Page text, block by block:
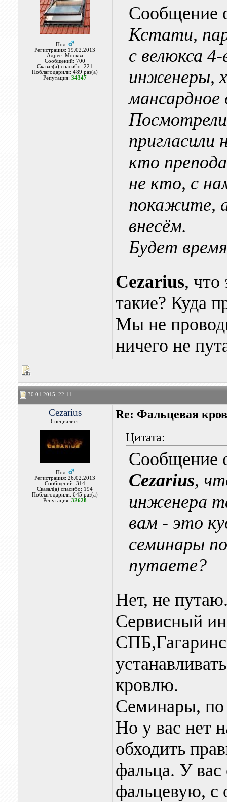
Пол:
Регистрация: 19.02.2013
Адрес: Москва
Сообщений: 700
Сказал(а) спасибо: 221
Поблагодарили: 489 раз(а)
Репутация:34347
Сообщение
Кстати,
с велюкса
инженеры,
мансардное
пригласили
кто
не кто, с
покажите,
внесём.
Будет
Cezarius, что
такие? Куда
Мы не
ничего не
30.01.2015, 22:11
Cezarius
Специалист
Пол:
Регистрация: 26.02.2013
Сообщений: 314
Сказал(а) спасибо: 194
Поблагодарили: 645 раз(а)
Репутация:32628
Re: Фальцевая
Цитата:
Сообщение
Cezarius,
инженера
вам - это
семинары
путаете?
Нет, не
Сервисный
кровлю.
Семинары, по
Но у вас нет
обходить
фальца. У вас
фальцевую, с